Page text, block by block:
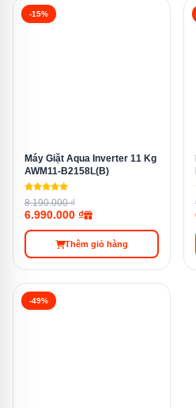
Kháng
Ultra Fresh
nhanh
Hi Power
ECO Mode ✓ — tiết
sạch
-15%
Máy Giặt Aqua Inverter 11 Kg
AWM11-B2158L(B)
8.190.000 ₫
6.990.000 ₫
Thêm giỏ hàng
-49%